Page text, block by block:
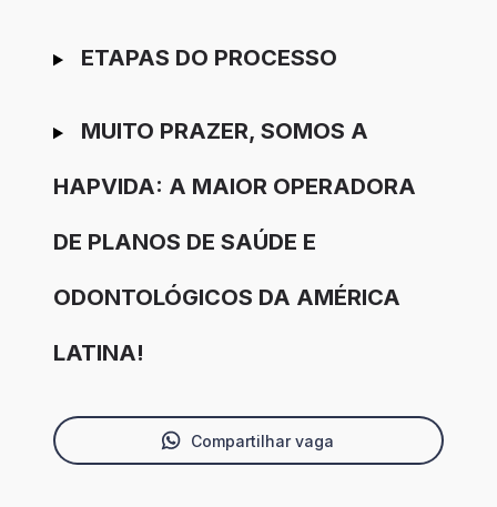
ETAPAS DO PROCESSO
MUITO PRAZER, SOMOS A
HAPVIDA: A MAIOR OPERADORA
DE PLANOS DE SAÚDE E
ODONTOLÓGICOS DA AMÉRICA
LATINA!
Compartilhar vaga